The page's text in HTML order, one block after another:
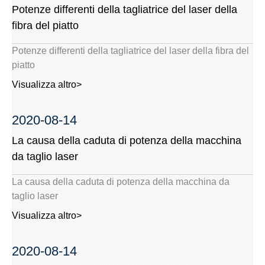
Potenze differenti della tagliatrice del laser della
fibra del piatto
Potenze differenti della tagliatrice del laser della fibra del
piatto
Visualizza altro>
2020-08-14
La causa della caduta di potenza della macchina
da taglio laser
La causa della caduta di potenza della macchina da
taglio laser
Visualizza altro>
2020-08-14